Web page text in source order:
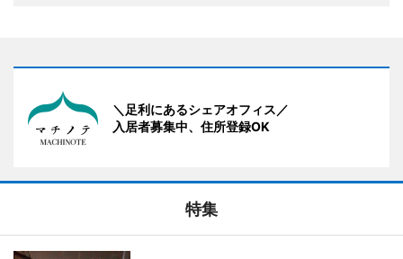
＼足利にあるシェアオフィス／
入居者募集中、住所登録OK
特集